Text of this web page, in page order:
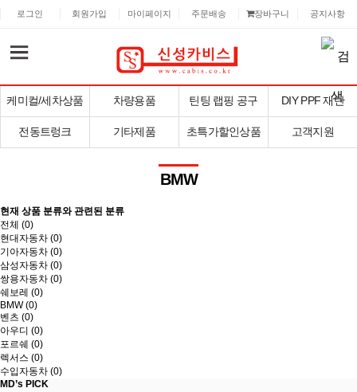
로그인 회원가입 마이페이지 주문배송 장바구니 공지사항
케미컬/세차상품 차량용품 틴팅 랩핑 공구 DIY PPF 재단
전동트렁크 기타제품 초특가할인상품 고객지원
BMW
현재 상품 분류와 관련된 분류
전체 (0)
현대자동차 (0)
기아자동차 (0)
삼성자동차 (0)
쌍용자동차 (0)
쉐보레 (0)
BMW (0)
벤츠 (0)
아우디 (0)
포르쉐 (0)
렉서스 (0)
수입자동차 (0)
MD’s PICK